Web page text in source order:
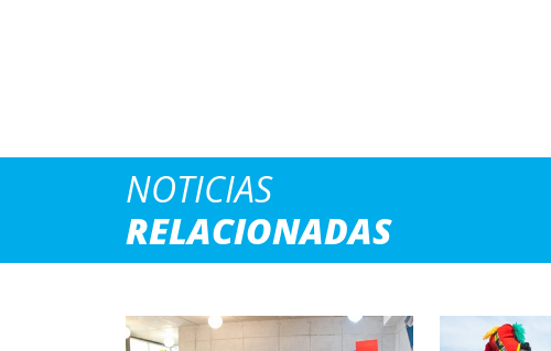
NOTICIAS
RELACIONADAS